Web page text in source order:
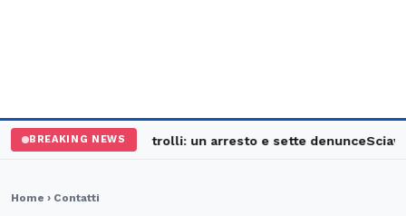
BREAKING NEWS
Palermo, maxi controlli: un arresto e sette denunce
Home › Contatti